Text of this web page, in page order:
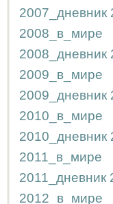
2007_дневник
2008_в_мире
2008_дневник
2009_в_мире
2009_дневник
2010_в_мире
2010_дневник
2011_в_мире
2011_дневник
2012_в_мире